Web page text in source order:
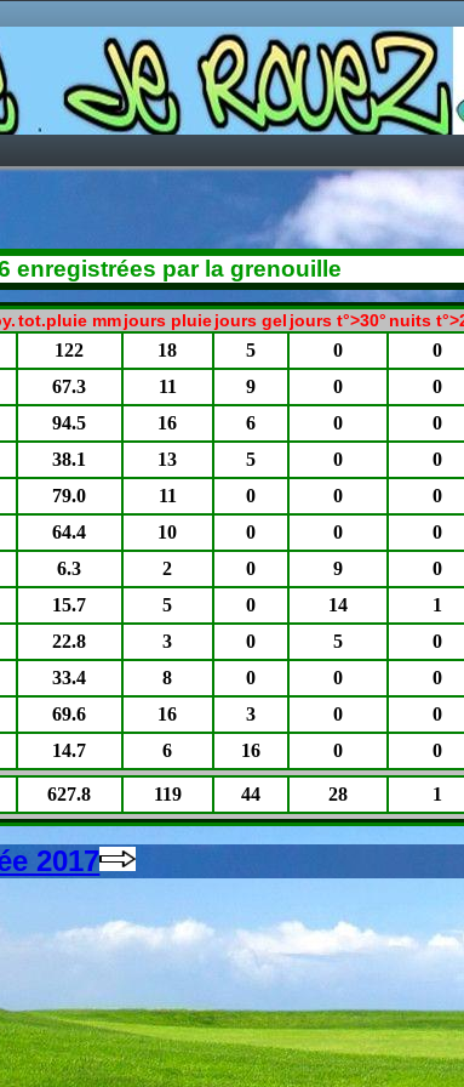
enregistrées par la grenouille
tot.pluie mm jours pluie jours gel jours t°>30° nuits
122 18 5 0 0
67.3 11 9 0 0
94.5 16 6 0 0
38.1 13 5 0 0
79.0 11 0 0 0
64.4 10 0 0 0
6.3 2 0 9 0
15.7 5 0 14 1
22.8 3 0 5 0
33.4 8 0 0 0
69.6 16 3 0 0
14.7 6 16 0 0
627.8 119 44 28 1
2017